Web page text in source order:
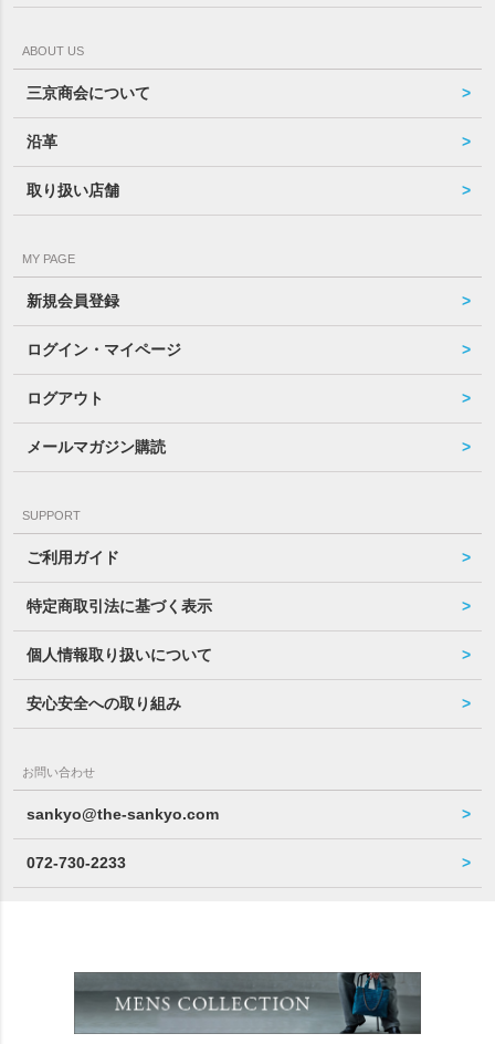
ABOUT US
三京商会について
沿革
取り扱い店舗
MY PAGE
新規会員登録
ログイン・マイページ
ログアウト
メールマガジン購読
SUPPORT
ご利用ガイド
特定商取引法に基づく表示
個人情報取り扱いについて
安心安全への取り組み
お問い合わせ
sankyo@the-sankyo.com
072-730-2233